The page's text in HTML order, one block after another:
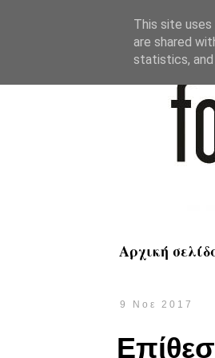
Αρχική
9 Νοε 2017
This site
are shared
statistics,